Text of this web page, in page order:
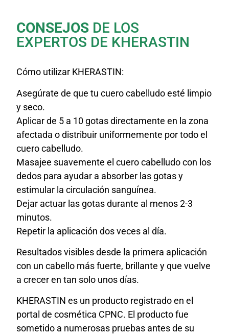
CONSEJOS DE LOS
EXPERTOS DE KHERASTIN
Cómo utilizar KHERASTIN:
Asegúrate de que tu cuero cabelludo esté limpio
y seco.
Aplicar de 5 a 10 gotas directamente en la zona
afectada o distribuir uniformemente por todo el
cuero cabelludo.
Masajee suavemente el cuero cabelludo con los
dedos para ayudar a absorber las gotas y
estimular la circulación sanguínea.
Dejar actuar las gotas durante al menos 2-3
minutos.
Repetir la aplicación dos veces al día.
Resultados visibles desde la primera aplicación
con un cabello más fuerte, brillante y que vuelve
a crecer en tan solo unos días.
KHERASTIN es un producto registrado en el
portal de cosmética CPNC. El producto fue
sometido a numerosas pruebas antes de su